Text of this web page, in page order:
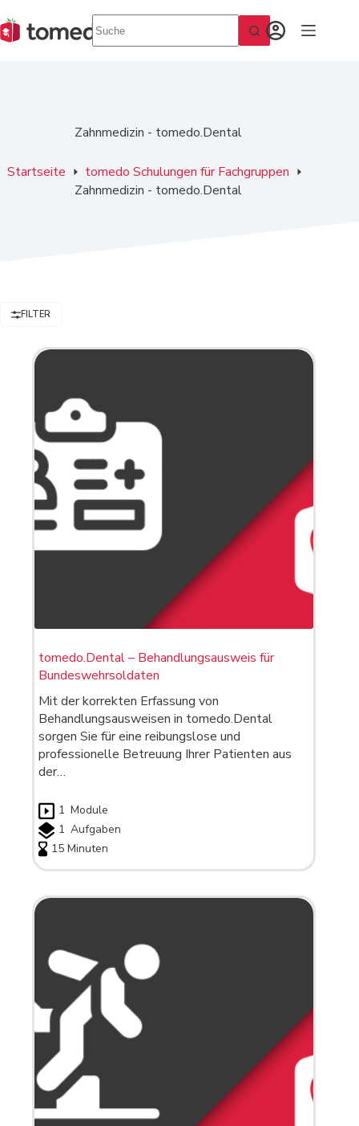
Inhalt
springen
Zahnmedizin - tomedo.Dental
Startseite
tomedo Schulungen für Fachgruppen
Zahnmedizin - tomedo.Dental
FILTER
tomedo.Dental – Behandlungsausweis für
Bundeswehrsoldaten
Mit der korrekten Erfassung von
Behandlungsausweisen in tomedo.Dental
sorgen Sie für eine reibungslose und
professionelle Betreuung Ihrer Patienten aus
der…
1 Module
1 Aufgaben
15 Minuten